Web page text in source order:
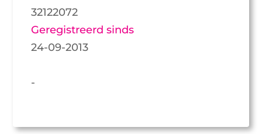
32122072
Geregistreerd sinds
24-09-2013
-